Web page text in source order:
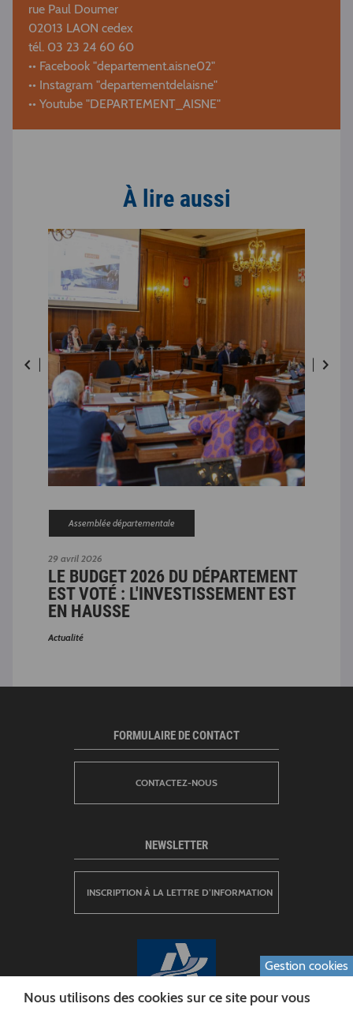
rue Paul Doumer
02013 LAON cedex
tél. 03 23 24 60 60
•• Facebook "departement.aisne02"
•• Instagram "departementdelaisne"
•• Youtube "DEPARTEMENT_AISNE"
À lire aussi
29 avril 2026
Assemblée départementale
LE BUDGET 2026 DU DÉPARTEMENT
EST VOTÉ : L'INVESTISSEMENT EST
EN HAUSSE
Actualité
FORMULAIRE DE CONTACT
CONTACTEZ-NOUS
NEWSLETTER
INSCRIPTION À LA LETTRE D’INFORMATION
Gestion cookies
Nous utilisons des cookies sur ce site pour vous